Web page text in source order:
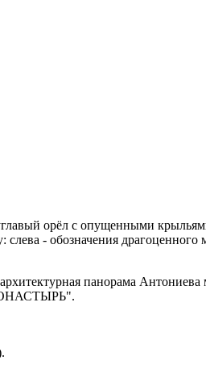
орёл с опущенными
- обозначения драгоценного
архитектурная панорама